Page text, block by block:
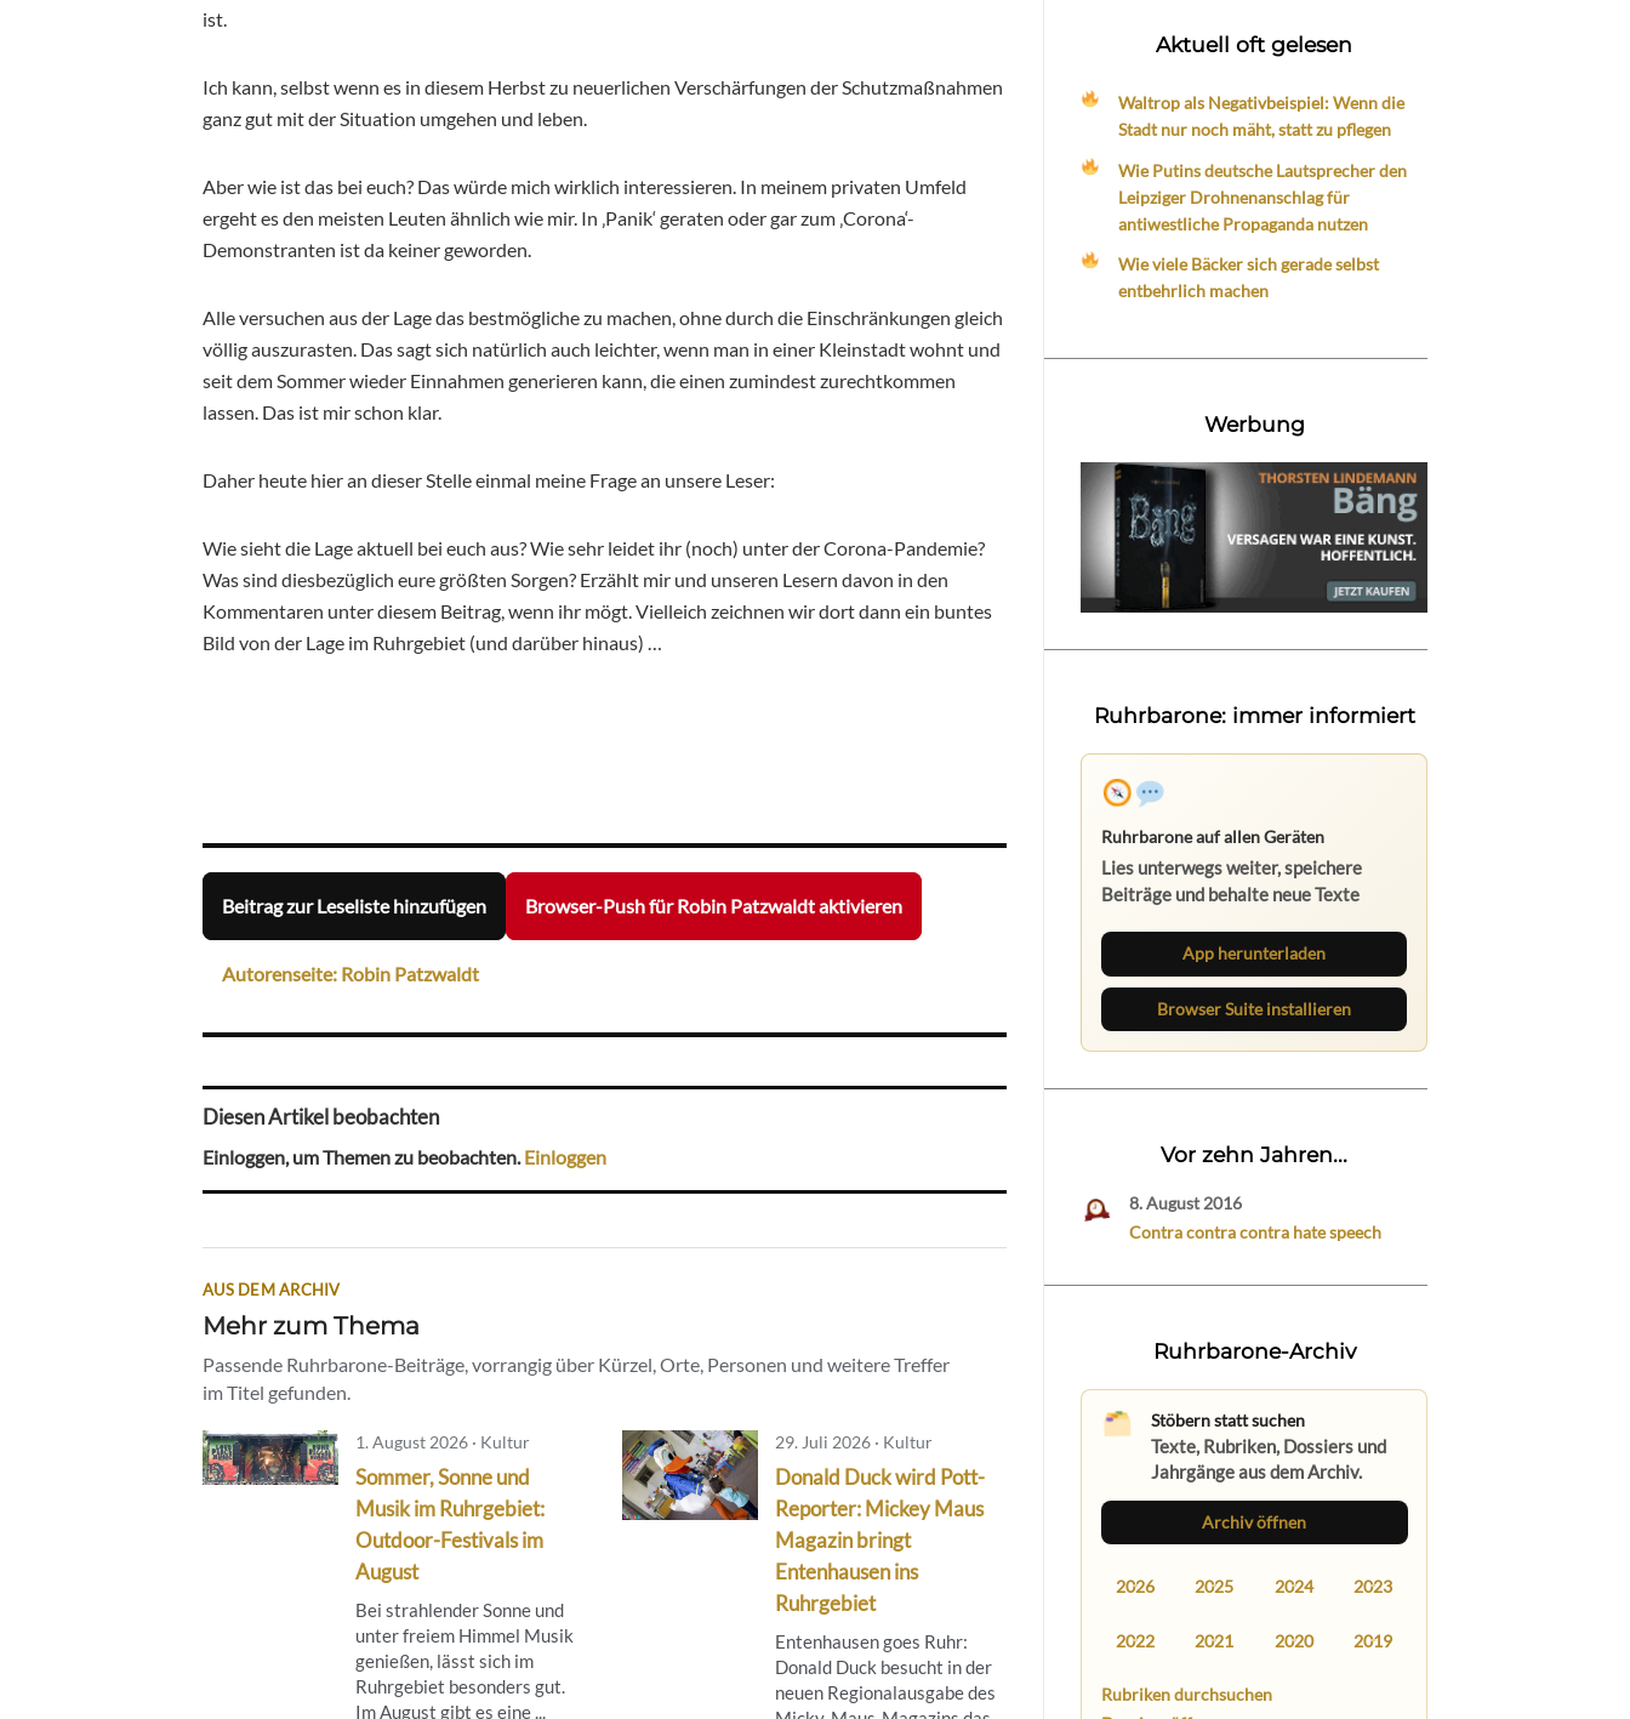
ist.
Ich kann, selbst wenn es in diesem Herbst zu neuerlichen Verschärfungen der Schutzmaßnahmen
ganz gut mit der Situation umgehen und leben.
Aber wie ist das bei euch? Das würde mich wirklich interessieren. In meinem privaten Umfeld
ergeht es den meisten Leuten ähnlich wie mir. In ‚Panik‘ geraten oder gar zum ‚Corona‘-
Demonstranten ist da keiner geworden.
Alle versuchen aus der Lage das bestmögliche zu machen, ohne durch die Einschränkungen gleich
völlig auszurasten. Das sagt sich natürlich auch leichter, wenn man in einer Kleinstadt wohnt und
seit dem Sommer wieder Einnahmen generieren kann, die einen zumindest zurechtkommen
lassen. Das ist mir schon klar.
Daher heute hier an dieser Stelle einmal meine Frage an unsere Leser:
Wie sieht die Lage aktuell bei euch aus? Wie sehr leidet ihr (noch) unter der Corona-Pandemie?
Was sind diesbezüglich eure größten Sorgen? Erzählt mir und unseren Lesern davon in den
Kommentaren unter diesem Beitrag, wenn ihr mögt. Vielleich zeichnen wir dort dann ein buntes
Bild von der Lage im Ruhrgebiet (und darüber hinaus) …
Beitrag zur Leseliste hinzufügen Browser-Push für Robin Patzwaldt aktivieren
Autorenseite: Robin Patzwaldt
Diesen Artikel beobachten
Einloggen, um Themen zu beobachten.Einloggen
AUS DEM ARCHIV
Mehr zum Thema
Passende Ruhrbarone-Beiträge, vorrangig über Kürzel, Orte, Personen und weitere Treffer
im Titel gefunden.
1. August 2026 · Kultur
Sommer, Sonne und
Musik im Ruhrgebiet:
Outdoor-Festivals im
August
Bei strahlender Sonne und
unter freiem Himmel Musik
genießen, lässt sich im
Ruhrgebiet besonders gut.
Im August gibt es eine ...
29. Juli 2026 · Kultur
Donald Duck wird Pott-
Reporter: Mickey Maus
Magazin bringt
Entenhausen ins
Ruhrgebiet
Entenhausen goes Ruhr:
Donald Duck besucht in der
neuen Regionalausgabe des
Aktuell oft gelesen
Waltrop als Negativbeispiel: Wenn die
Stadt nur noch mäht, statt zu pflegen
Wie Putins deutsche Lautsprecher den
Leipziger Drohnenanschlag für
antiwestliche Propaganda nutzen
Wie viele Bäcker sich gerade selbst
entbehrlich machen
Werbung
Ruhrbarone: immer informiert
Ruhrbarone auf allen Geräten
Lies unterwegs weiter, speichere
Beiträge und behalte neue Texte
App herunterladen
Browser Suite installieren
Vor zehn Jahren...
8. August 2016
Contra contra contra hate speech
Ruhrbarone-Archiv
Stöbern statt suchen
Texte, Rubriken, Dossiers und
Jahrgänge aus dem Archiv.
Archiv öffnen
2026 2025 2024 2023
2022 2021 2020 2019
Rubriken durchsuchen